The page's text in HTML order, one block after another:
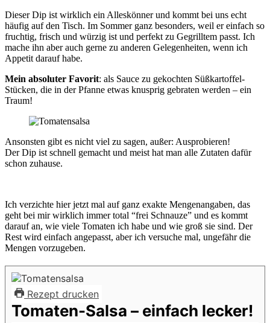
Dieser Dip ist wirklich ein Alleskönner und kommt bei uns echt
häufig auf den Tisch. Im Sommer ganz besonders, weil er einfach so
fruchtig, frisch und würzig ist und perfekt zu Gegrilltem passt. Ich
mache ihn aber auch gerne zu anderen Gelegenheiten, wenn ich
Appetit darauf habe.
Mein absoluter Favorit: als Sauce zu gekochten Süßkartoffel-
Stücken, die in der Pfanne etwas knusprig gebraten werden – ein
Traum!
Ansonsten gibt es nicht viel zu sagen, außer: Ausprobieren!
Der Dip ist schnell gemacht und meist hat man alle Zutaten dafür
schon zuhause.
Ich verzichte hier jetzt mal auf ganz exakte Mengenangaben, das
geht bei mir wirklich immer total “frei Schnauze” und es kommt
darauf an, wie viele Tomaten ich habe und wie groß sie sind. Der
Rest wird einfach angepasst, aber ich versuche mal, ungefähr die
Mengen vorzugeben.
Rezept drucken
Tomaten-Salsa – einfach lecker!